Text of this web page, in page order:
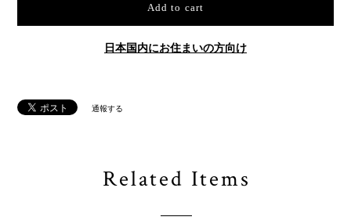
Add to cart
日本国内にお住まいの方向け
通報する
Related Items